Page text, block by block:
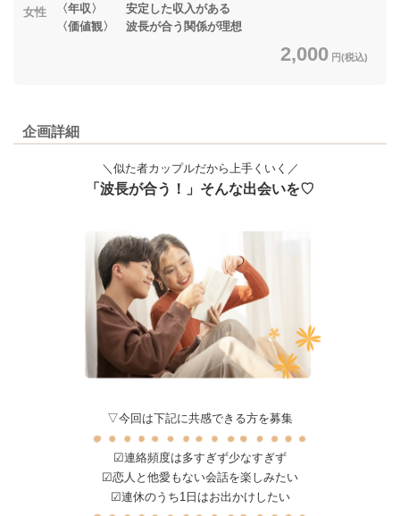
女性
〈年収〉 安定した収入がある
〈価値観〉 波長が合う関係が理想
2,000 円(税込)
企画詳細
＼似た者カップルだから上手くいく／
「波長が合う！」そんな出会いを♡
▽今回は下記に共感できる方を募集
☑連絡頻度は多すぎず少なすぎず
☑恋人と他愛もない会話を楽しみたい
☑連休のうち1日はお出かけしたい